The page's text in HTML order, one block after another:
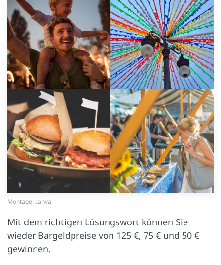
Montage: canva
Mit dem richtigen Lösungswort können Sie
wieder Bargeldpreise von 125 €, 75 € und 50 €
gewinnen.